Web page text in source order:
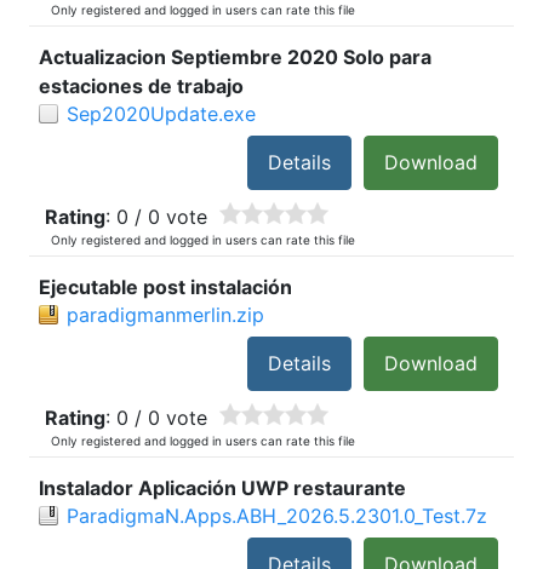
Only registered and logged in users can rate this file
Actualizacion Septiembre 2020 Solo para
estaciones de trabajo
Sep2020Update.exe
Download
Details
Rating: 0 / 0 vote
Only registered and logged in users can rate this file
Ejecutable post instalación
paradigmanmerlin.zip
Download
Details
Rating: 0 / 0 vote
Only registered and logged in users can rate this file
Instalador Aplicación UWP restaurante
ParadigmaN.Apps.ABH_2026.5.2301.0_Test.7z